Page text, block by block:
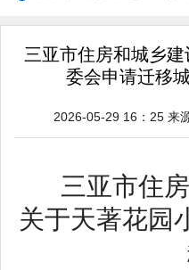
三亚市住房和城乡
委会申请迁移
2026-05-29 16：25 来
三亚市住
关于天著花园